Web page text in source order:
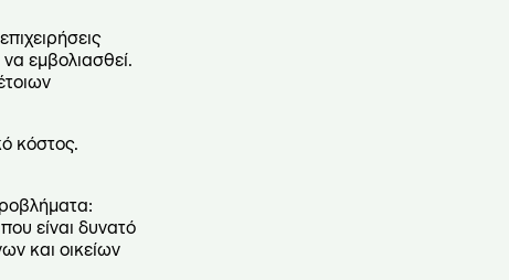
εμβολιασθεί.
κόστος.
είναι δυνατό
και οικείων